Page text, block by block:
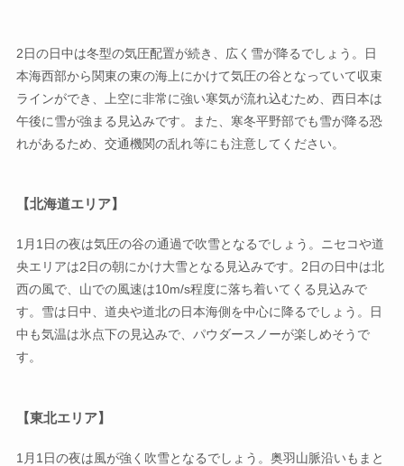
2日の日中は冬型の気圧配置が続き、広く雪が降るでしょう。日
本海西部から関東の東の海上にかけて気圧の谷となっていて収束
ラインができ、上空に非常に強い寒気が流れ込むため、西日本は
午後に雪が強まる見込みです。また、寒冬平野部でも雪が降る恐
れがあるため、交通機関の乱れ等にも注意してください。
【北海道エリア】
1月1日の夜は気圧の谷の通過で吹雪となるでしょう。ニセコや道
央エリアは2日の朝にかけ大雪となる見込みです。2日の日中は北
西の風で、山での風速は10m/s程度に落ち着いてくる見込みで
す。雪は日中、道央や道北の日本海側を中心に降るでしょう。日
中も気温は氷点下の見込みで、パウダースノーが楽しめそうで
す。
【東北エリア】
1月1日の夜は風が強く吹雪となるでしょう。奥羽山脈沿いもまと